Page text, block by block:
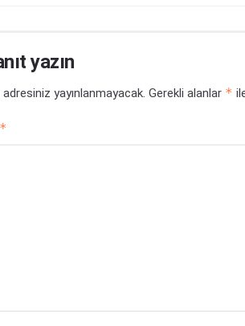
yazın
yayınlanmayacak. Gerekli alanlar *
*